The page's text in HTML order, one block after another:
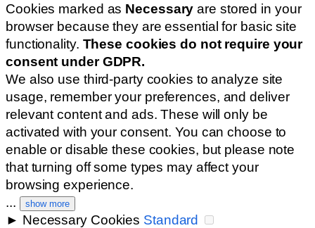
Cookies marked as Necessary are stored in your
browser because they are essential for basic site
functionality. These cookies do not require your
consent under GDPR.
We also use third-party cookies to analyze site
usage, remember your preferences, and deliver
relevant content and ads. These will only be
activated with your consent. You can choose to
enable or disable these cookies, but please note
that turning off some types may affect your
browsing experience.
...
show more
► Necessary Cookies Standard